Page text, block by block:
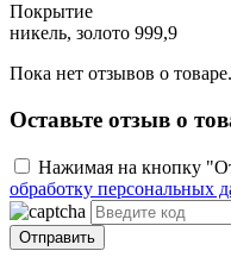
Покрытие
никель, золото 999,9
Пока нет отзывов о
Оставьте отзыв о
Нажимая на кнопку
обработку персональных
Отправить